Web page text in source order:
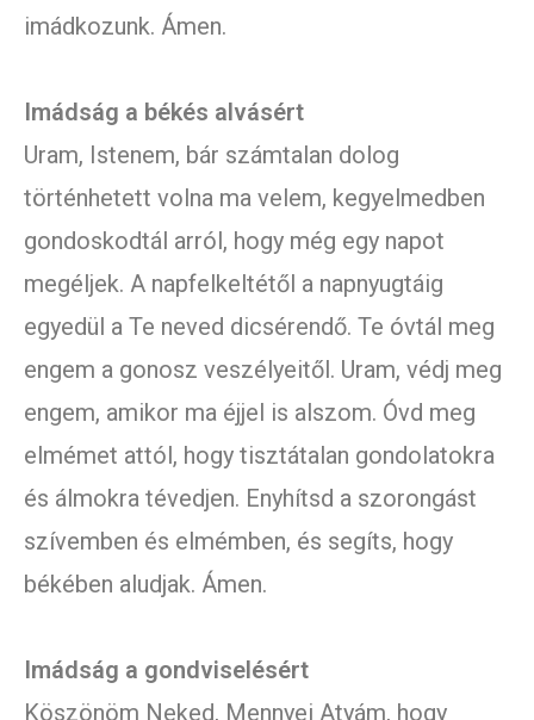
imádkozunk. Ámen.
Imádság a békés alvásért
Uram, Istenem, bár számtalan dolog
történhetett volna ma velem, kegyelmedben
gondoskodtál arról, hogy még egy napot
megéljek. A napfelkeltétől a napnyugtáig
egyedül a Te neved dicsérendő. Te óvtál meg
engem a gonosz veszélyeitől. Uram, védj meg
engem, amikor ma éjjel is alszom. Óvd meg
elmémet attól, hogy tisztátalan gondolatokra
és álmokra tévedjen. Enyhítsd a szorongást
szívemben és elmémben, és segíts, hogy
békében aludjak. Ámen.
Imádság a gondviselésért
Köszönöm Neked, Mennyei Atyám, hogy